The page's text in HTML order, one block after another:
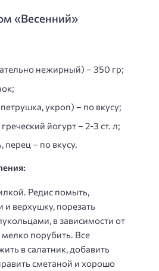
«Весенний»
нежирный) – 350 гр;
укроп) – по вкусу;
йогурт – 2-3 ст. л;
перец – по вкусу.
Редис помыть,
и верхушку, порезать
в зависимости от
порубить. Все
в салатник, добавить
сметаной и хорошо